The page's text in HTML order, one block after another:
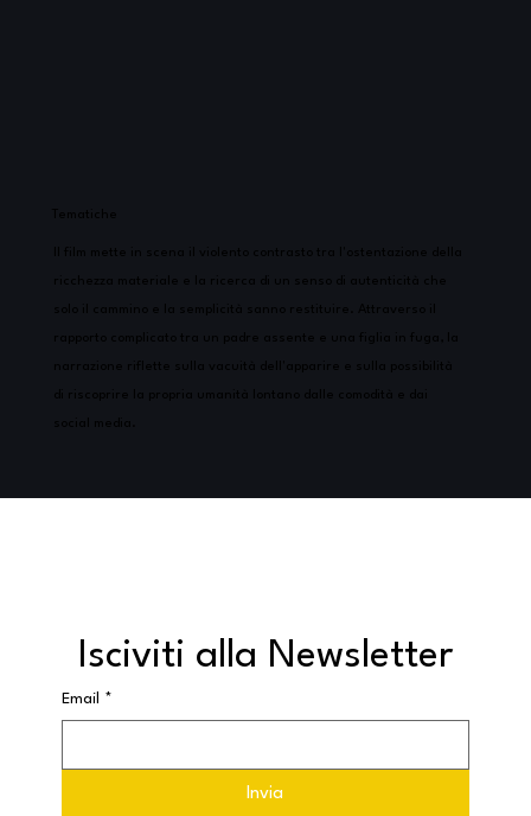
Tematiche
Il film mette in scena il violento contrasto tra l'ostentazione della
ricchezza materiale e la ricerca di un senso di autenticità che
solo il cammino e la semplicità sanno restituire. Attraverso il
rapporto complicato tra un padre assente e una figlia in fuga, la
narrazione riflette sulla vacuità dell'apparire e sulla possibilità
di riscoprire la propria umanità lontano dalle comodità e dai
social media.
Isciviti alla Newsletter
Email *
Invia